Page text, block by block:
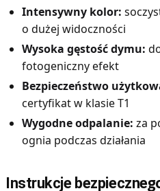
Intensywny kolor:
o dużej widoczności
Wysoka gęstość dymu:
fotogeniczny efekt
Bezpieczeństwo
certyfikat w klasie T1
Wygodne odpalanie: za
ognia podczas działania
Instrukcje